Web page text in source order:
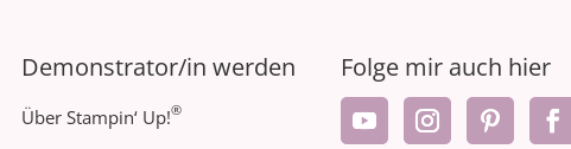
Demonstrator/in werden
Über Stampin‘ Up!®
Folge mir auch hier